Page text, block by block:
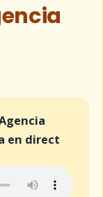
en direct